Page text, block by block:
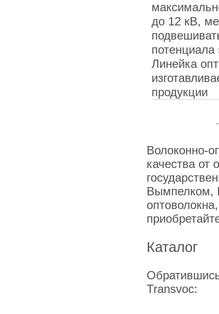
до 12 кВ,
Линейка
продукции
Волоконно-
качества от
Вымпелком,
Каталог
Transvoc: